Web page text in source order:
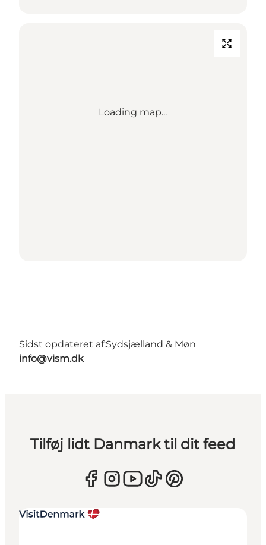
Loading map...
Sidst opdateret af:Sydsjælland & Møn
info@vism.dk
Tilføj lidt Danmark til dit feed